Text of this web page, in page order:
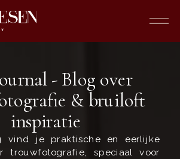
- Blog over
& bruiloft
inspiratie
vind je praktische en eerlijke
trouwfotografie, speciaal voor